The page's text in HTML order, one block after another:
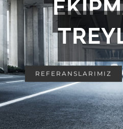
REFERANSLARIMIZ